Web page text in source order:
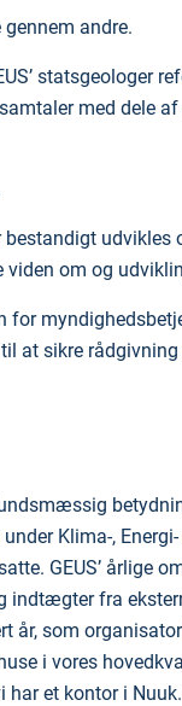
andre.
statsgeologer
med dele
udvikles
viden om og
for
at sikre
Klima-, Energi-
GEUS’ årlige
indtægter fra
år, som
i vores
har et kontor i